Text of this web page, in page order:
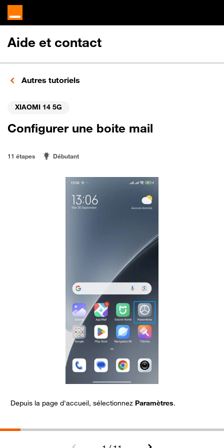
Aide et contact
Autres tutoriels
XIAOMI 14 5G
Configurer une boite mail
11 étapes Débutant
Depuis la page d'accueil, sélectionnez Paramètres.